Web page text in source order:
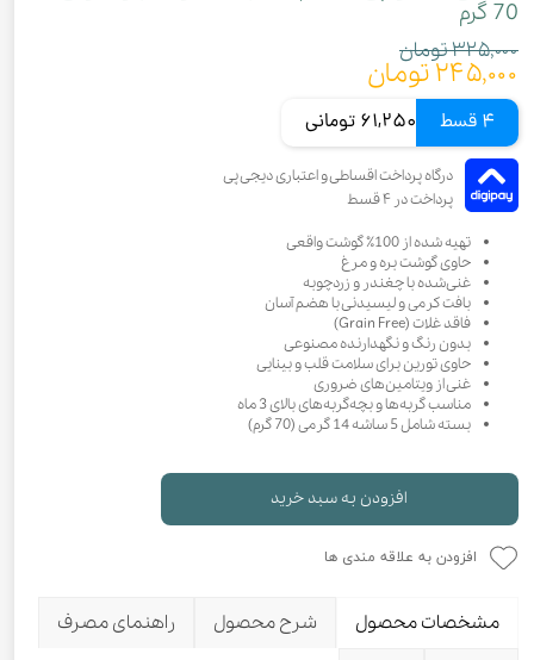
70 گرم
۳۲۵,۰۰۰ تومان
۲۴۵,۰۰۰ تومان
4 قسط 61,250 تومانی
تهیه شده از 100٪ گوشت واقعی
حاوی گوشت بره و مرغ
غنی‌شده با چغندر و زردچوبه
بافت کرمی و لیسیدنی با هضم آسان
فاقد غلات (Grain Free)
بدون رنگ و نگهدارنده مصنوعی
حاوی تورین برای سلامت قلب و بینایی
غنی از ویتامین‌های ضروری
مناسب گربه‌ها و بچه‌گربه‌های بالای 3 ماه
بسته شامل 5 ساشه 14 گرمی (70 گرم)
افزودن به سبد خرید
افزودن به علاقه مندی ها
مشخصات محصول شرح محصول
راهنمای مصرف